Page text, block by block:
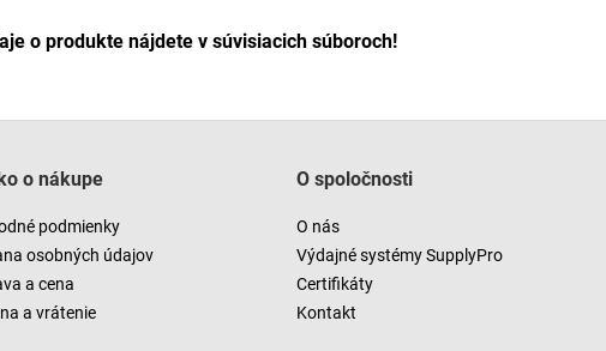
o produkte nájdete v súvisiacich súboroch!
o nákupe
podmienky
osobných údajov
a cena
a vrátenie
O spoločnosti
O nás
Výdajné systémy SupplyPro
Certifikáty
Kontakt